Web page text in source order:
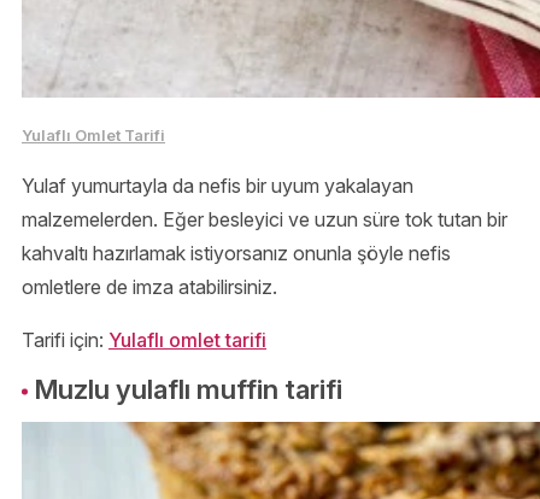
Yulaflı Omlet Tarifi
Yulaf yumurtayla da nefis bir uyum yakalayan
malzemelerden. Eğer besleyici ve uzun süre tok tutan bir
kahvaltı hazırlamak istiyorsanız onunla şöyle nefis
omletlere de imza atabilirsiniz.
Tarifi için: Yulaflı omlet tarifi
Muzlu yulaflı muffin tarifi